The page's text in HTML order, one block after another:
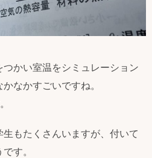
かい室温をシミュレーション
なかすごいですね。
もたくさんいますが、付いて
す。